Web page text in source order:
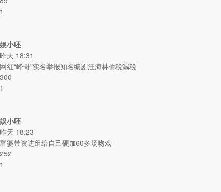
1
娱小呸
昨天 18:31
网红“峰哥”实名举报知名编剧汪海林偷税漏税
300
1
娱小呸
昨天 18:23
富婆带资进组给自己硬加60多场吻戏
252
1